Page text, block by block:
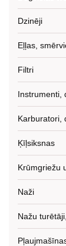
Dzinēji
Eļļas,
Filtri
Instrumenti,
Karburatori,
Ķīļsiksnas
Krūmgriežu
Naži
Nažu